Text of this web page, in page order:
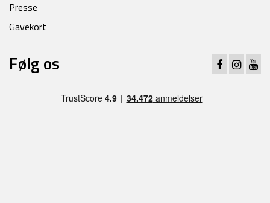
Presse
Gavekort
Følg os